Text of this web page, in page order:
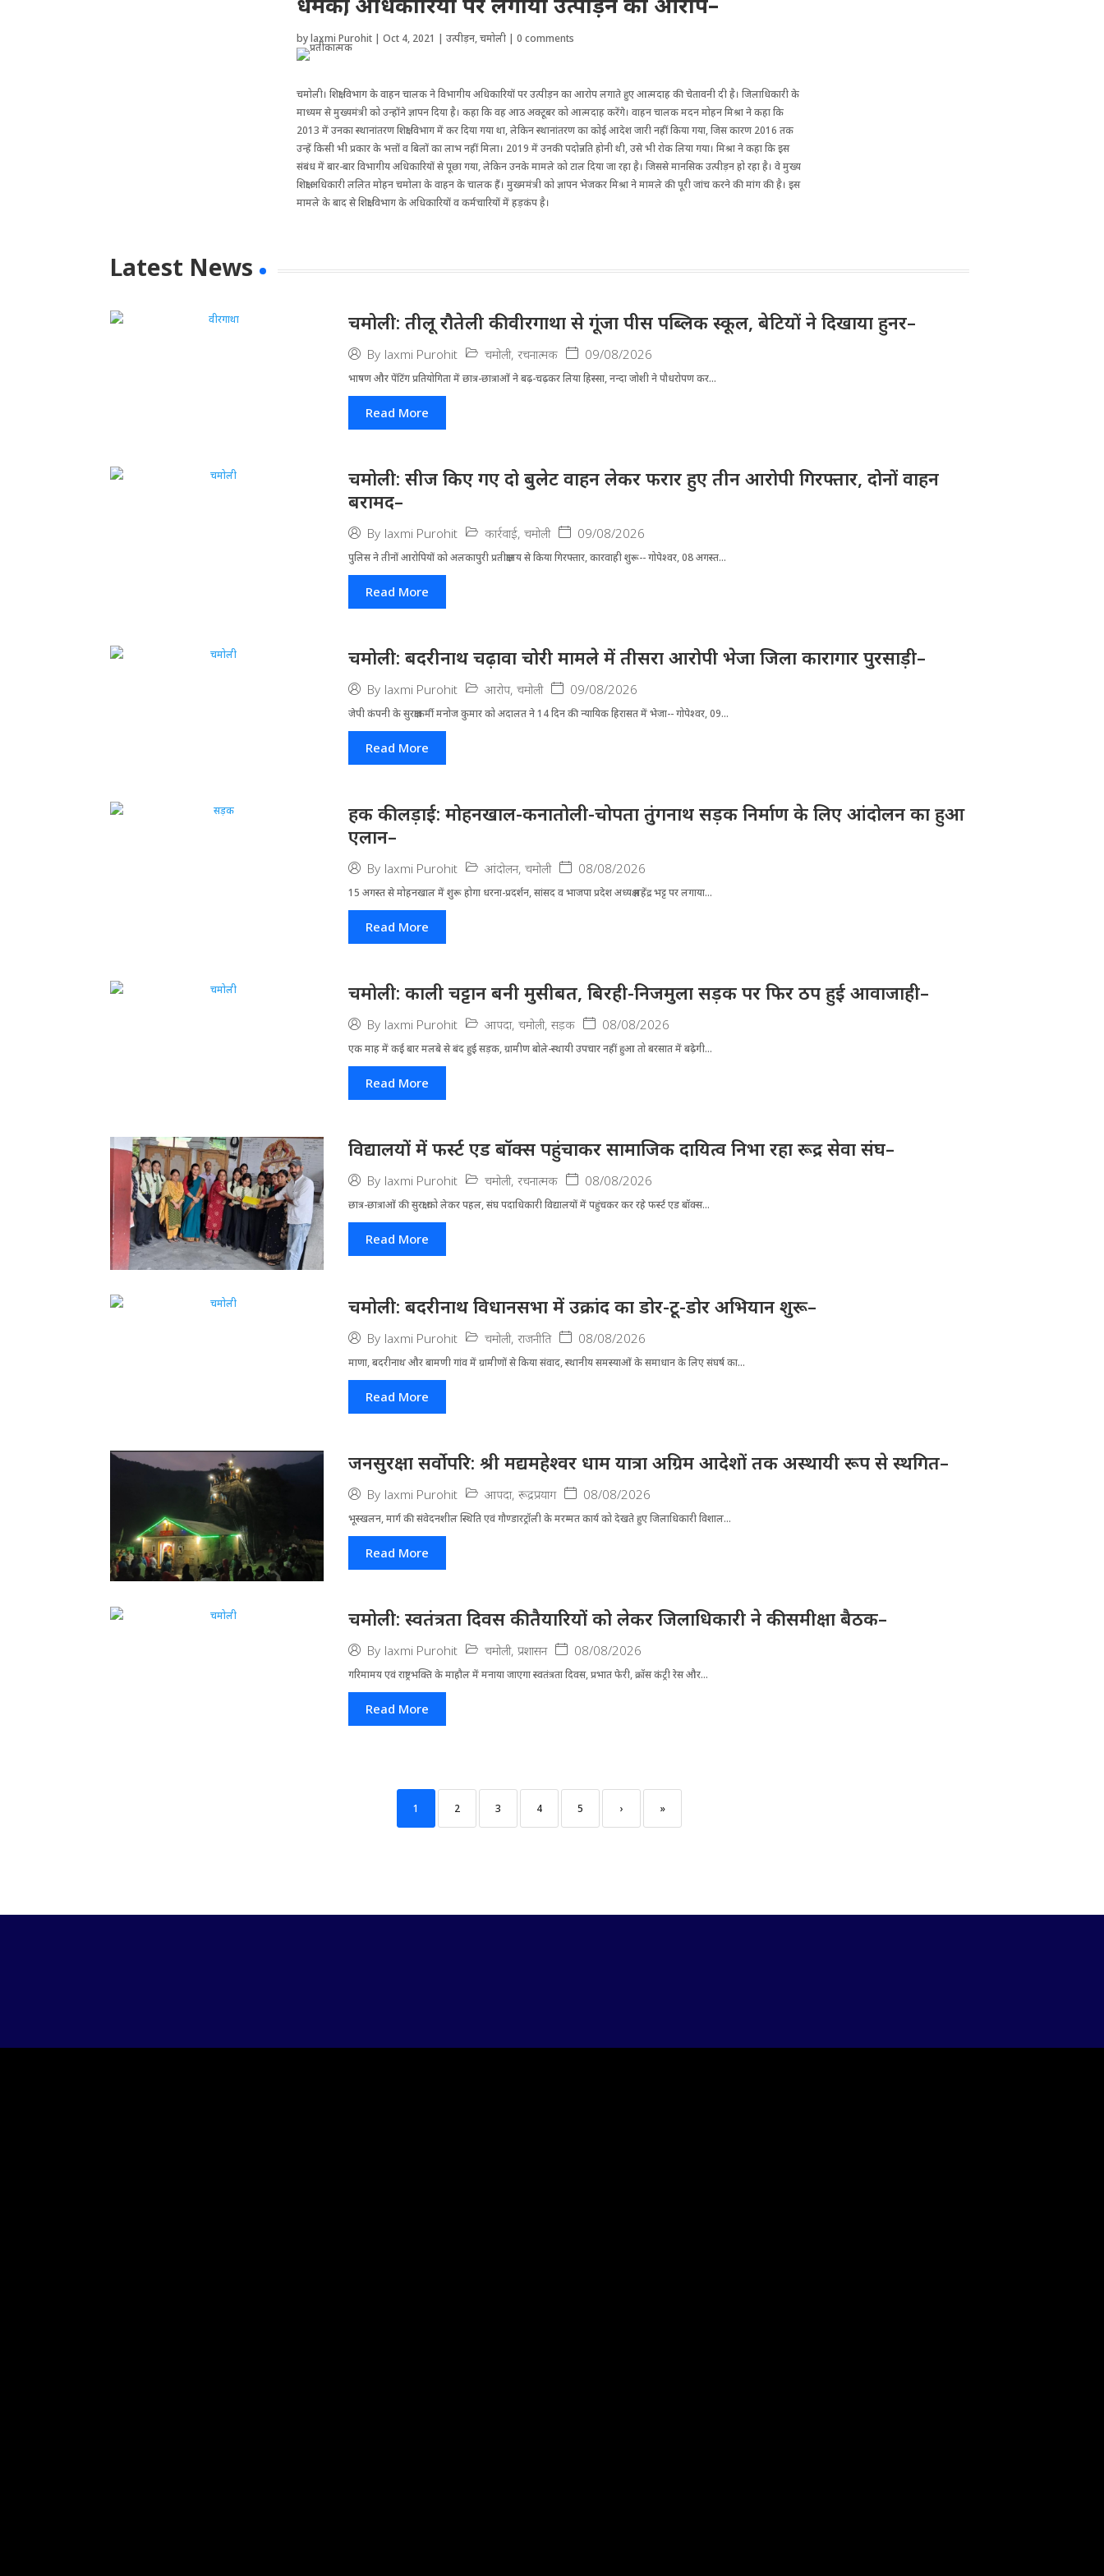
bylaxmi Purohit |Oct 4, 2021 |उत्पीड़न,चमोली |0 comments
चमोली। शिक्षा विभाग के वाहन चालक ने विभागीय अधिकारियों पर उत्पीड़न का आरोप लगाते हुए आत्मदाह की चेतावनी दी है। जिलाधिकारी के
माध्यम से मुख्यमंत्री को उन्होंने ज्ञापन दिया है। कहा कि वह आठ अक्टूबर को आत्मदाह करेंगे। वाहन चालक मदन मोहन मिश्रा ने कहा कि
2013 में उनका स्थानांतरण शिक्षा विभाग में कर दिया गया था, लेकिन स्थानांतरण का कोई आदेश जारी नहीं किया गया, जिस कारण 2016 तक
उन्हें किसी भी प्रकार के भत्तों व बिलों का लाभ नहीं मिला। 2019 में उनकी पदोन्नति होनी थी, उसे भी रोक लिया गया। मिश्रा ने कहा कि इस
संबंध में बार-बार विभागीय अधिकारियों से पूछा गया, लेकिन उनके मामले को टाल दिया जा रहा है। जिससे मानसिक उत्पीड़न हो रहा है। वे मुख्य
शिक्षा अधिकारी ललित मोहन चमोला के वाहन के चालक हैं। मुख्ममंत्री को ज्ञापन भेजकर मिश्रा ने मामले की पूरी जांच करने की मांग की है। इस
मामले के बाद से शिक्षा विभाग के अधिकारियों व कर्मचारियों में हड़कंप है।
Latest News
चमोली: तीलू रौतेली की वीरगाथा से गूंजा पीस पब्लिक स्कूल, बेटियों ने दिखाया हुनर–
By laxmi Purohit चमोली, रचनात्मक 09/08/2026
भाषण और पेंटिंग प्रतियोगिता में छात्र-छात्राओं ने बढ़-चढ़कर लिया हिस्सा, नन्दा जोशी ने पौधरोपण कर...
Read More
चमोली: सीज किए गए दो बुलेट वाहन लेकर फरार हुए तीन आरोपी गिरफ्तार, दोनों वाहन
बरामद–
By laxmi Purohit कार्रवाई, चमोली 09/08/2026
पुलिस ने तीनों आरोपियों को अलकापुरी प्रतीक्षालय से किया गिरफ्तार, कारवाही शुरू-- गोपेश्वर, 08 अगस्त...
Read More
चमोली: बदरीनाथ चढ़ावा चोरी मामले में तीसरा आरोपी भेजा जिला कारागार पुरसाड़ी–
By laxmi Purohit आरोप, चमोली 09/08/2026
जेपी कंपनी के सुरक्षाकर्मी मनोज कुमार को अदालत ने 14 दिन की न्यायिक हिरासत में भेजा-- गोपेश्वर, 09...
Read More
हक की लड़ाई: मोहनखाल-कनातोली-चोपता तुंगनाथ सड़क निर्माण के लिए आंदोलन का हुआ
एलान–
By laxmi Purohit आंदोलन, चमोली 08/08/2026
15 अगस्त से मोहनखाल में शुरू होगा धरना-प्रदर्शन, सांसद व भाजपा प्रदेश अध्यक्ष महेंद्र भट्ट पर लगाया...
Read More
चमोली: काली चट्टान बनी मुसीबत, बिरही-निजमुला सड़क पर फिर ठप हुई आवाजाही–
By laxmi Purohit आपदा, चमोली, सड़क 08/08/2026
एक माह में कई बार मलबे से बंद हुई सड़क, ग्रामीण बोले-स्थायी उपचार नहीं हुआ तो बरसात में बढ़ेगी...
Read More
विद्यालयों में फर्स्ट एड बॉक्स पहुंचाकर सामाजिक दायित्व निभा रहा रूद्र सेवा संघ–
By laxmi Purohit चमोली, रचनात्मक 08/08/2026
छात्र-छात्राओं की सुरक्षा को लेकर पहल, संघ पदाधिकारी विद्यालयों में पहुंचकर कर रहे फर्स्ट एड बॉक्स...
Read More
चमोली: बदरीनाथ विधानसभा में उक्रांद का डोर-टू-डोर अभियान शुरू–
By laxmi Purohit चमोली, राजनीति 08/08/2026
माणा, बदरीनाथ और बामणी गांव में ग्रामीणों से किया संवाद, स्थानीय समस्याओं के समाधान के लिए संघर्ष का...
Read More
जनसुरक्षा सर्वोपरि: श्री मद्यमहेश्वर धाम यात्रा अग्रिम आदेशों तक अस्थायी रूप से स्थगित–
By laxmi Purohit आपदा, रूद्रप्रयाग 08/08/2026
भूस्खलन, मार्ग की संवेदनशील स्थिति एवं गौण्डारट्रॉली के मरम्मत कार्य को देखते हुए जिलाधिकारी विशाल...
Read More
चमोली: स्वतंत्रता दिवस की तैयारियों को लेकर जिलाधिकारी ने की समीक्षा बैठक–
By laxmi Purohit चमोली, प्रशासन 08/08/2026
गरिमामय एवं राष्ट्रभक्ति के माहौल में मनाया जाएगा स्वतंत्रता दिवस, प्रभात फेरी, क्रॉस कंट्री रेस और...
Read More
1 2 3 4 5 › »